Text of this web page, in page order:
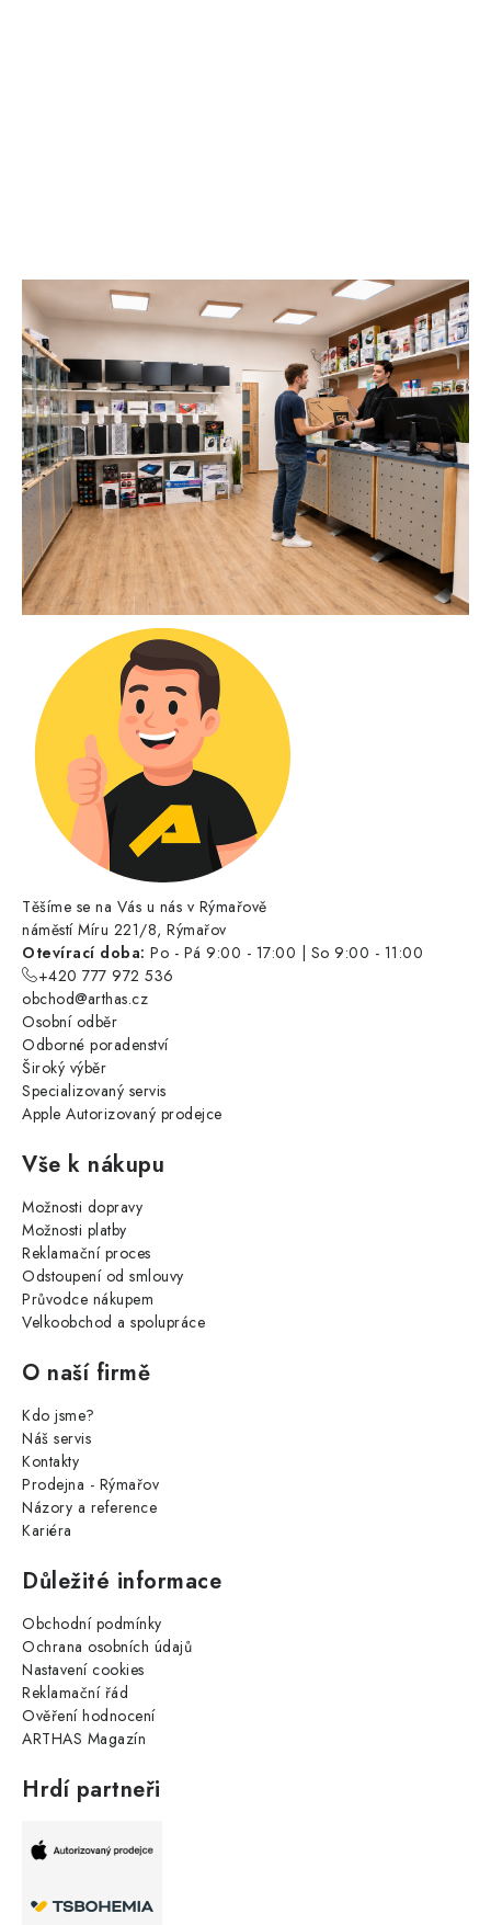
Těšíme se na Vás u nás v Rýmařově
náměstí Míru 221/8, Rýmařov
Otevírací doba: Po - Pá 9:00 - 17:00 | So 9:00 - 11:00
+420 777 972 536
obchod@arthas.cz
Osobní odběr
Odborné poradenství
Široký výběr
Specializovaný servis
Apple Autorizovaný prodejce
Vše k nákupu
Možnosti dopravy
Možnosti platby
Reklamační proces
Odstoupení od smlouvy
Průvodce nákupem
Velkoobchod a spolupráce
O naší firmě
Kdo jsme?
Náš servis
Kontakty
Prodejna - Rýmařov
Názory a reference
Kariéra
Důležité informace
Obchodní podmínky
Ochrana osobních údajů
Nastavení cookies
Reklamační řád
Ověření hodnocení
ARTHAS Magazín
Hrdí partneři